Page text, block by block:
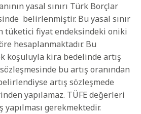
yasal sınırı Türk Borçlar
belirlenmiştir. Bu yasal sınır
tüketici fiyat endeksindeki oniki
hesaplanmaktadır. Bu
koşuluyla kira bedelinde artış
bu artış oranından
artış sözleşmede
yapılamaz. TÜFE değerleri
yapılması gerekmektedir.